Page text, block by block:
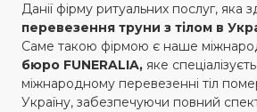
Данії фірму ритуальних послуг, яка
перевезення труни з тілом в
Саме такою фірмою є наше
бюро FUNERALIA, яке
міжнародному перевезенні тіл
Україну, забезпечуючи повний